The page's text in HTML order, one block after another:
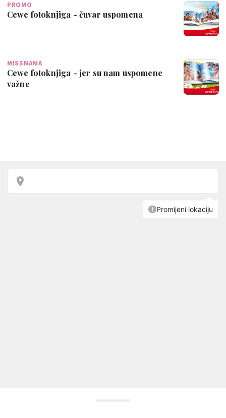
PROMO
Cewe fotoknjiga - čuvar uspomena
MISSMAMA
Cewe fotoknjiga - jer su nam uspomene
važne